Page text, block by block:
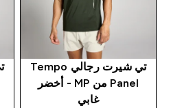
تي شيرت رجالي Tempo
Panel من MP - أخضر
غابي